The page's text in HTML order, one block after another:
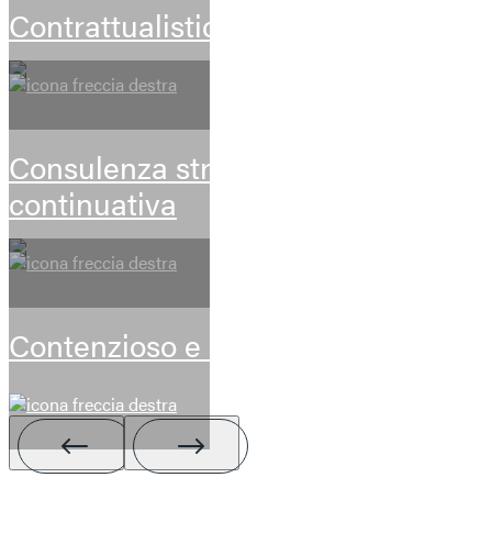
Contrattualistica
Consulenza stragiudiziale
continuativa
Contenzioso e arbitrati